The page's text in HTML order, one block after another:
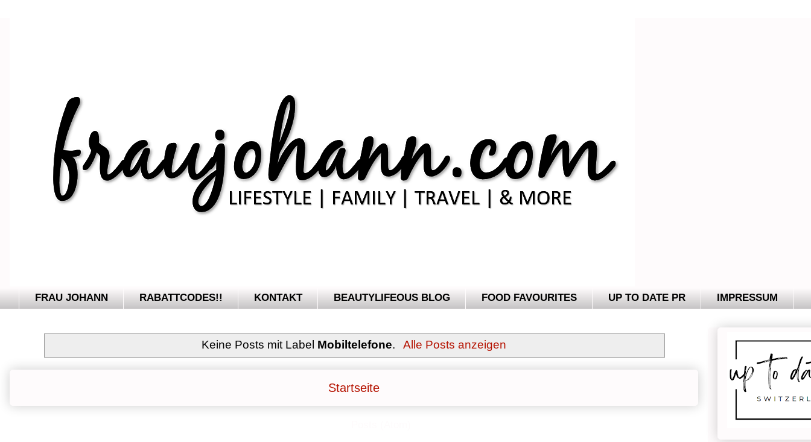
FRAU JOHANN RABATTCODES!! KONTAKT BEAUTYLIFEOUS BLOG FOOD FAVOURITES UP TO DATE PR IMPRESSUM
Keine Posts mit Label Mobiltelefone. Alle Posts anzeigen
Startseite